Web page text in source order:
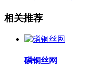
相关推荐
磷铜丝网